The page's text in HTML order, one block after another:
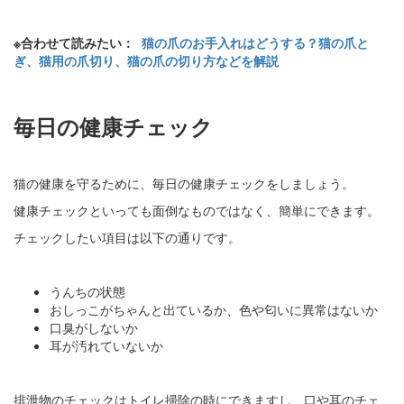
※合わせて読みたい： 猫の爪のお手入れはどうする？猫の爪と
ぎ、猫用の爪切り、猫の爪の切り方などを解説
毎日の健康チェック
猫の健康を守るために、毎日の健康チェックをしましょう。
健康チェックといっても面倒なものではなく、簡単にできます。
チェックしたい項目は以下の通りです。
うんちの状態
おしっこがちゃんと出ているか、色や匂いに異常はないか
口臭がしないか
耳が汚れていないか
排泄物のチェックはトイレ掃除の時にできますし、口や耳のチェ